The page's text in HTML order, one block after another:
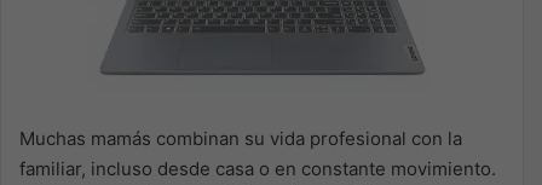
Muchas mamás combinan su vida profesional con la
familiar, incluso desde casa o en constante movimiento.